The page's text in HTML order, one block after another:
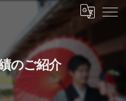
のご紹介